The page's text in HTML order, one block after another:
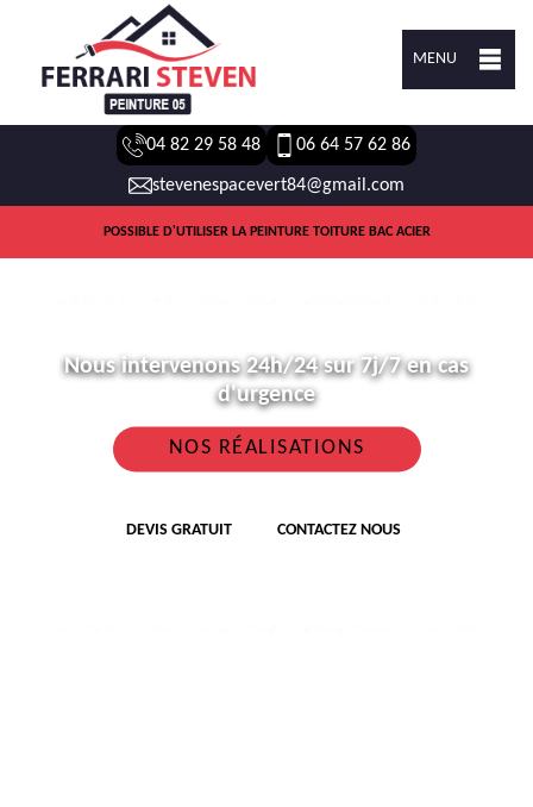
MENU
04 82 29 58 48 06 64 57 62 86
stevenespacevert84@gmail.com
POSSIBLE D'UTILISER LA PEINTURE TOITURE BAC ACIER
Nous intervenons 24h/24 sur 7j/7 en cas
d'urgence
NOS RÉALISATIONS
DEVIS GRATUIT CONTACTEZ NOUS